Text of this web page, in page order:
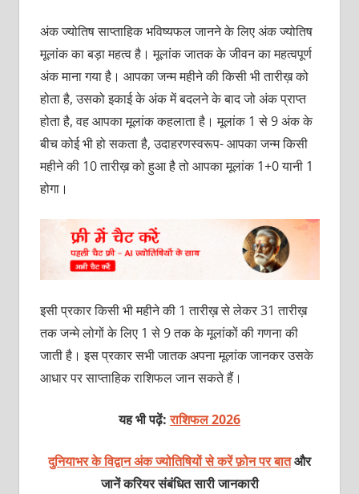
अंक ज्योतिष साप्ताहिक भविष्यफल जानने के लिए अंक ज्योतिष
मूलांक का बड़ा महत्व है। मूलांक जातक के जीवन का महत्वपूर्ण
अंक माना गया है। आपका जन्म महीने की किसी भी तारीख़ को
होता है, उसको इकाई के अंक में बदलने के बाद जो अंक प्राप्त
होता है, वह आपका मूलांक कहलाता है। मूलांक 1 से 9 अंक के
बीच कोई भी हो सकता है, उदाहरणस्वरूप- आपका जन्म किसी
महीने की 10 तारीख़ को हुआ है तो आपका मूलांक 1+0 यानी 1
होगा।
इसी प्रकार किसी भी महीने की 1 तारीख़ से लेकर 31 तारीख़
तक जन्मे लोगों के लिए 1 से 9 तक के मूलांकों की गणना की
जाती है। इस प्रकार सभी जातक अपना मूलांक जानकर उसके
आधार पर साप्ताहिक राशिफल जान सकते हैं।
यह भी पढ़ें:राशिफल 2026
दुनियाभर के विद्वान अंक ज्योतिषियों से करें फ़ोन पर बातऔर
जानें करियर संबंधित सारी जानकारी